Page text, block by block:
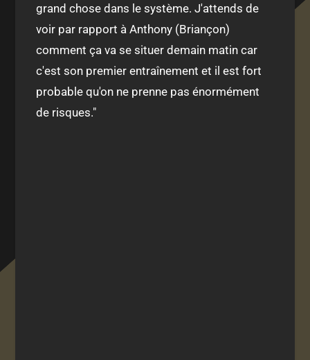
grand chose dans le système. J'attends de
voir par rapport à Anthony (Briançon)
comment ça va se situer demain matin car
c'est son premier entraînement et il est fort
probable qu'on ne prenne pas énormément
de risques."